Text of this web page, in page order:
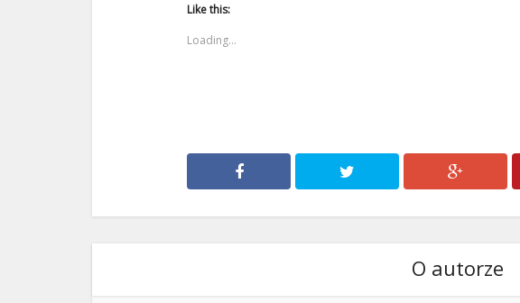
Like this:
Loading...
O autorze